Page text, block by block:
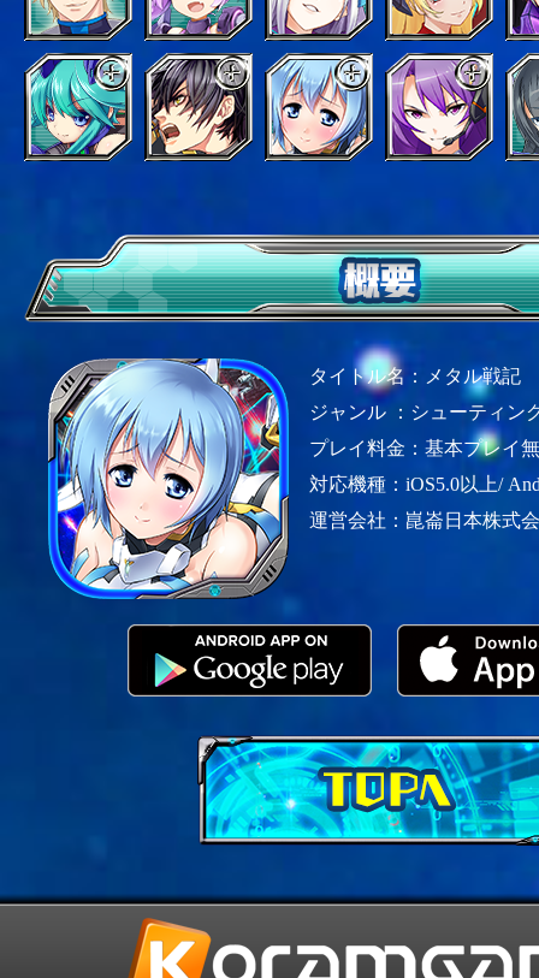
タイトル名：メタル戦記
ジャンル ：シューティン
プレイ料金：基本プレイ
対応機種：iOS5.0以上/
運営会社：崑崙日本株式